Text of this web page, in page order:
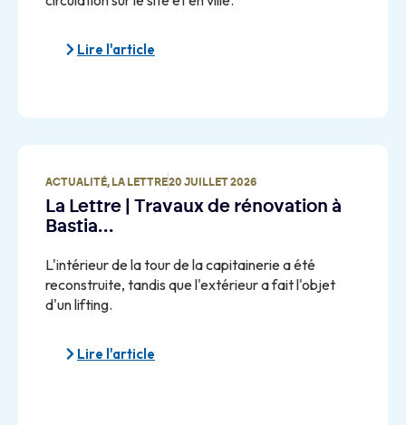
Lire l'article
ACTUALITÉ, LA LETTRE20 JUILLET 2026
La Lettre | Travaux de rénovation à
Bastia…
L'intérieur de la tour de la capitainerie a été
reconstruite, tandis que l'extérieur a fait l'objet
d'un lifting.
Lire l'article